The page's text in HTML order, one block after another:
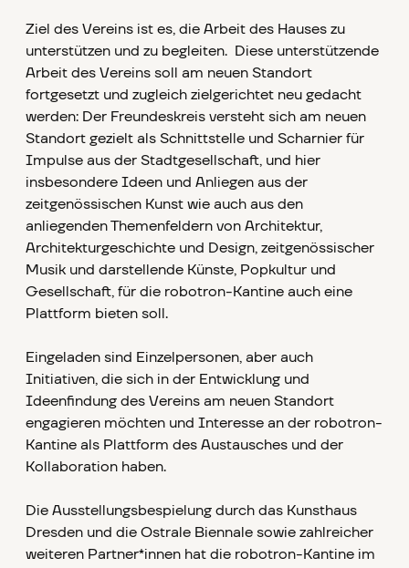
Ziel des Vereins ist es, die Arbeit des Hauses zu
unterstützen und zu begleiten. Diese unterstützende
Arbeit des Vereins soll am neuen Standort
fortgesetzt und zugleich zielgerichtet neu gedacht
werden: Der Freundeskreis versteht sich am neuen
Standort gezielt als Schnittstelle und Scharnier für
Impulse aus der Stadtgesellschaft, und hier
insbesondere Ideen und Anliegen aus der
zeitgenössischen Kunst wie auch aus den
anliegenden Themenfeldern von Architektur,
Architekturgeschichte und Design, zeitgenössischer
Musik und darstellende Künste, Popkultur und
Gesellschaft, für die robotron-Kantine auch eine
Plattform bieten soll.
Eingeladen sind Einzelpersonen, aber auch
Initiativen, die sich in der Entwicklung und
Ideenfindung des Vereins am neuen Standort
engagieren möchten und Interesse an der robotron-
Kantine als Plattform des Austausches und der
Kollaboration haben.
Die Ausstellungsbespielung durch das Kunsthaus
Dresden und die Ostrale Biennale sowie zahlreicher
weiteren Partner*innen hat die robotron-Kantine im